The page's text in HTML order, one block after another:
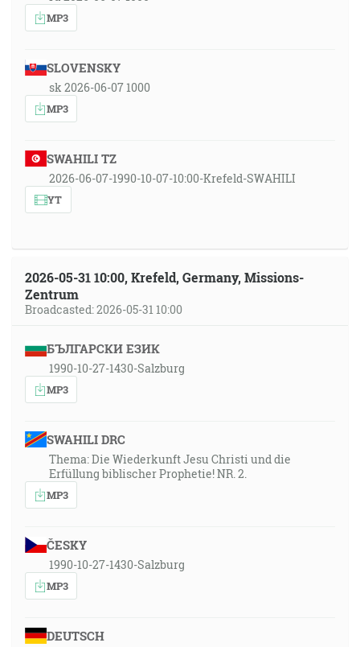
MP3
SLOVENSKY
sk 2026-06-07 1000
MP3
SWAHILI TZ
2026-06-07-1990-10-07-10:00-Krefeld-SWAHILI
YT
2026-05-31 10:00, Krefeld, Germany, Missions-
Zentrum
Broadcasted: 2026-05-31 10:00
БЪЛГАРСКИ ЕЗИК
1990-10-27-1430-Salzburg
MP3
SWAHILI DRC
Thema: Die Wiederkunft Jesu Christi und die
Erfüllung biblischer Prophetie! NR. 2.
MP3
ČESKY
1990-10-27-1430-Salzburg
MP3
DEUTSCH